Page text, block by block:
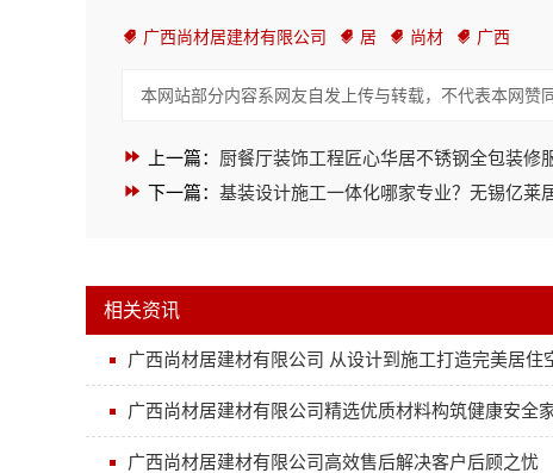
广西尚材居建材有限公司 居 尚材 广西
本网站部分内容系网友自发上传与转载，不代表本网赞
上一篇： 厨餐厅装饰工程匠心华居不锈钢全包装修
下一篇： 基装设计施工一体化哪家专业？无锡亿莱
相关资讯
广西尚材居建材有限公司 从设计到施工打造完美居住
广西尚材居建材有限公司精选优质材料构筑健康安全
广西尚材居建材有限公司高效售后解决客户后顾之忧